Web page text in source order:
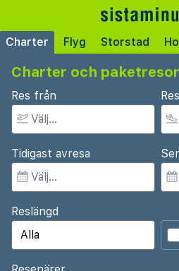
Charter Flyg Storstad
Charter och
Res från
Tidigast avresa
Reslängd